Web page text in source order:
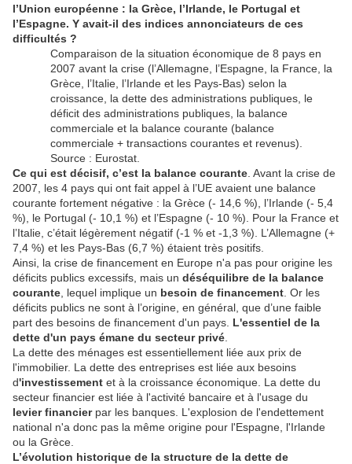
l’Union européenne : la Grèce, l’Irlande, le Portugal et
l’Espagne. Y avait-il des indices annonciateurs de ces
difficultés ?
Comparaison de la situation économique de 8 pays en
2007 avant la crise (l’Allemagne, l’Espagne, la France, la
Grèce, l’Italie, l’Irlande et les Pays-Bas) selon la
croissance, la dette des administrations publiques, le
déficit des administrations publiques, la balance
commerciale et la balance courante (balance
commerciale + transactions courantes et revenus).
Source : Eurostat.
Ce qui est décisif, c’est la balance courante . Avant la crise de
2007, les 4 pays qui ont fait appel à l’UE avaient une balance
courante fortement négative : la Grèce (- 14,6 %), l’Irlande (- 5,4
%), le Portugal (- 10,1 %) et l’Espagne (- 10 %). Pour la France et
l’Italie, c’était légèrement négatif (-1 % et -1,3 %). L’Allemagne (+
7,4 %) et les Pays-Bas (6,7 %) étaient très positifs.
Ainsi, la crise de financement en Europe n'a pas pour origine les
déficits publics excessifs, mais un déséquilibre de la balance
courante , lequel implique un besoin de financement . Or les
déficits publics ne sont à l’origine, en général, que d’une faible
part des besoins de financement d'un pays. L'essentiel de la
dette d'un pays émane du secteur privé
La dette des ménages est essentiellement liée aux prix de
l'immobilier. La dette des entreprises est liée aux besoins
d'investissement et à la croissance économique. La dette du
secteur financier est liée à l'activité bancaire et à l'usage du
levier financierpar les banques. L'explosion de l'endettement
national n'a donc pas la même origine pour l'Espagne, l'Irlande
ou la Grèce.
L’évolution historique de la structure de la dette de